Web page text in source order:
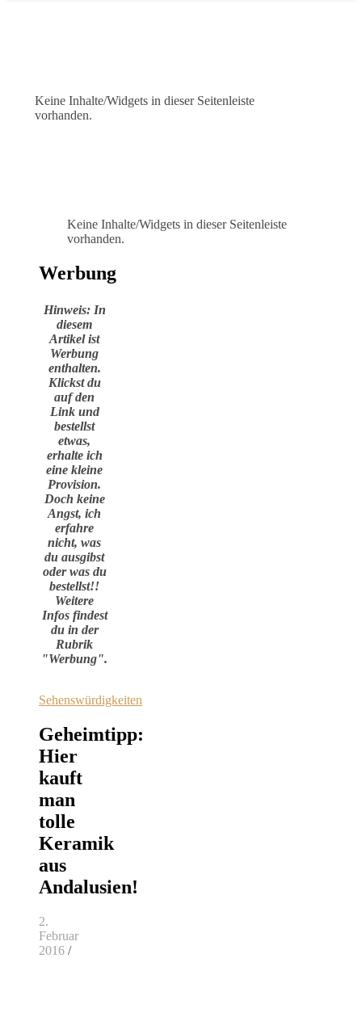
Keine Inhalte/Widgets in dieser Seitenleiste
vorhanden.
Keine Inhalte/Widgets in dieser Seitenleiste
vorhanden.
Werbung
Hinweis: In
diesem
Artikel ist
Werbung
enthalten.
Klickst du
auf den
Link und
bestellst
etwas,
erhalte ich
eine kleine
Provision.
Doch keine
Angst, ich
erfahre
nicht, was
du ausgibst
oder was du
bestellst!!
Weitere
Infos findest
du in der
Rubrik
"Werbung".
Sehenswürdigkeiten
Geheimtipp:
Hier
kauft
man
tolle
Keramik
aus
Andalusien!
2.
Februar
2016 /